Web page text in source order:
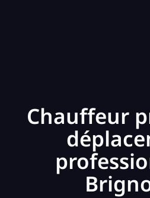
Chauffeur